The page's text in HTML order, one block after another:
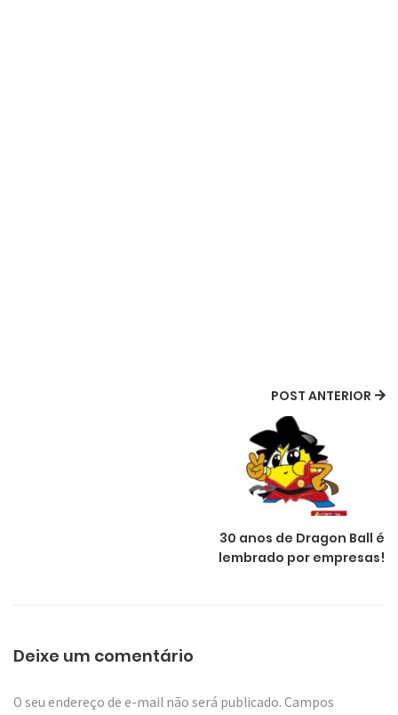
POST ANTERIOR
30 anos de Dragon Ball é
lembrado por empresas!
Deixe um comentário
O seu endereço de e-mail não será publicado. Campos